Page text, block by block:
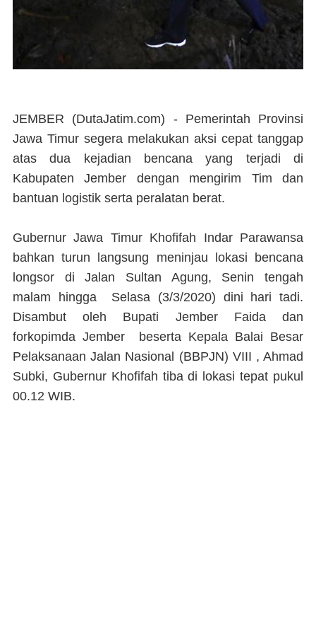
JEMBER (DutaJatim.com) - Pemerintah Provinsi
Jawa Timur segera melakukan aksi cepat tanggap
atas dua kejadian bencana yang terjadi di
Kabupaten Jember dengan mengirim Tim dan
bantuan logistik serta peralatan berat.
Gubernur Jawa Timur Khofifah Indar Parawansa
bahkan turun langsung meninjau lokasi bencana
longsor di Jalan Sultan Agung, Senin tengah
malam hingga Selasa (3/3/2020) dini hari tadi.
Disambut oleh Bupati Jember Faida dan
forkopimda Jember beserta Kepala Balai Besar
Pelaksanaan Jalan Nasional (BBPJN) VIII , Ahmad
Subki, Gubernur Khofifah tiba di lokasi tepat pukul
00.12 WIB.